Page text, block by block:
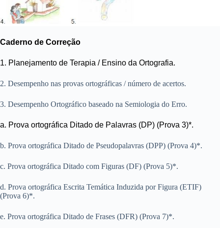
Caderno de Correção
1. Planejamento de Terapia / Ensino da Ortografia.
2. Desempenho nas provas ortográficas / número de acertos.
3. Desempenho Ortográfico baseado na Semiologia do Erro.
a. Prova ortográfica Ditado de Palavras (DP) (Prova 3)*.
b. Prova ortográfica Ditado de Pseudopalavras (DPP) (Prova 4)*.
c. Prova ortográfica Ditado com Figuras (DF) (Prova 5)*.
d. Prova ortográfica Escrita Temática Induzida por Figura (ETIF)
(Prova 6)*.
e. Prova ortográfica Ditado de Frases (DFR) (Prova 7)*.